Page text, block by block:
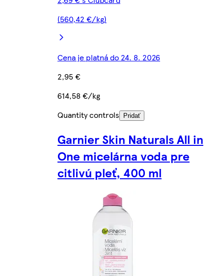
(560,42 €/kg)
Cena je platná do 24. 8. 2026
2,95 €
614,58 €/kg
Quantity controls
Pridať
Garnier Skin Naturals All in
One micelárna voda pre
citlivú pleť, 400 ml